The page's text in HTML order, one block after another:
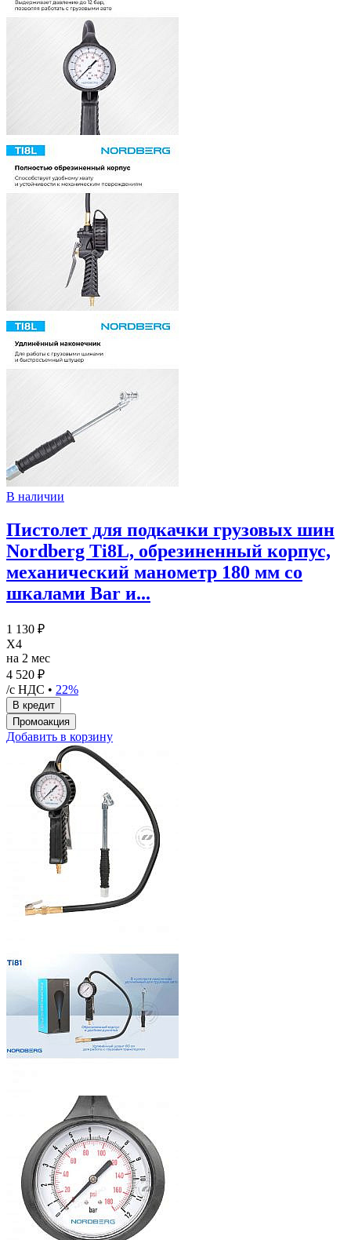
В наличии
Пистолет для подкачки грузовых шин
Nordberg Ti8L, обрезиненный корпус,
механический манометр 180 мм со
шкалами Bar и...
1 130 ₽
X4
на 2 мес
4 520 ₽
/с НДС • 22%
Добавить в корзину